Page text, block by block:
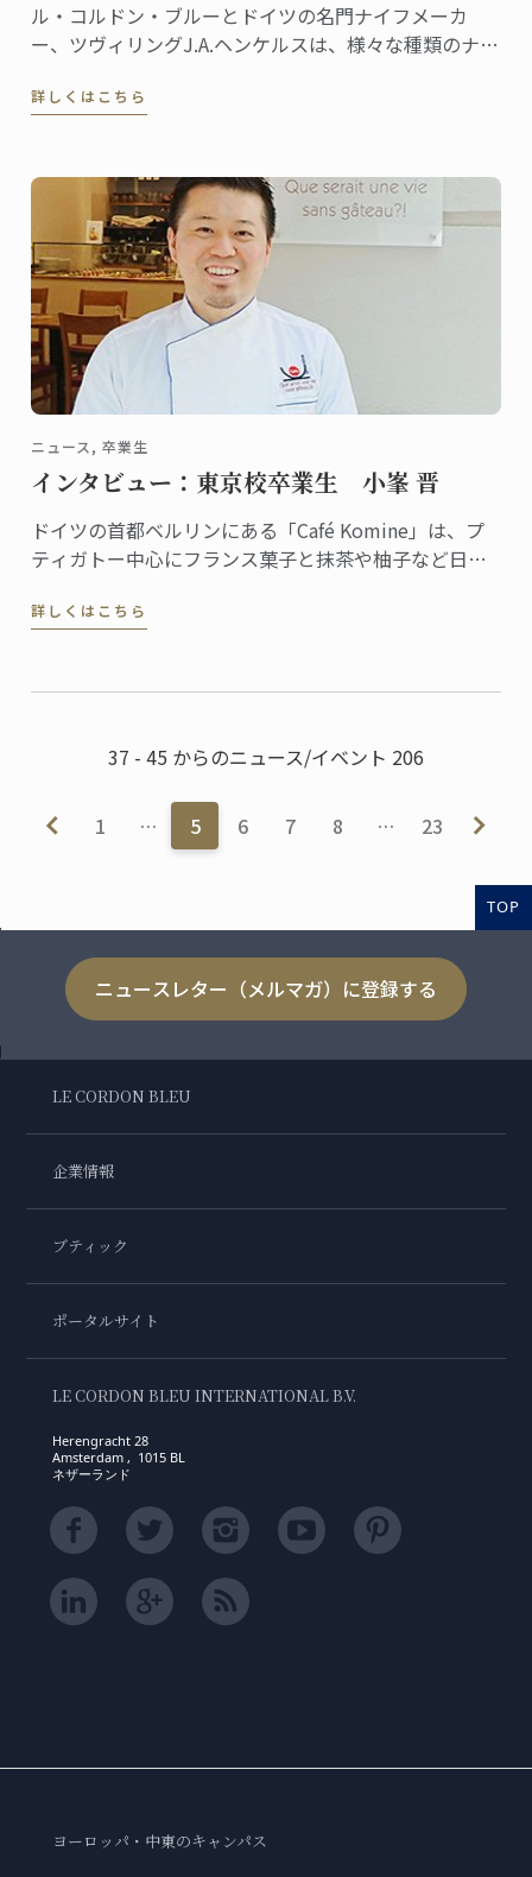
ル・コルドン・ブルーとドイツの名門ナイフメーカ
ー、ツヴィリングJ.A.ヘンケルスは、様々な種類のナイ
フシリーズは、ツヴィリング各店舗やル・コルドン・
す！
詳しくはこちら
ニュース, 卒業生
インタビュー：東京校卒業生 小峯 晋
ドイツの首都ベルリンにある「Café Komine」は、プ
ティガトー中心にフランス菓子と抹茶や柚子など日本
で評判のカフェ。オーナーパティシエの小峯晋さん
詳しくはこちら
37 - 45 からのニュース/イベント 206
1 … 5 6 7 8 … 23
TOP
ニュースレター（メルマガ）に登録する
LE CORDON BLEU
企業情報
ブティック
ポータルサイト
LE CORDON BLEU INTERNATIONAL B.V.
Herengracht 28
Amsterdam , 1015 BL
ネザーランド
ヨーロッパ・中東のキャンパス